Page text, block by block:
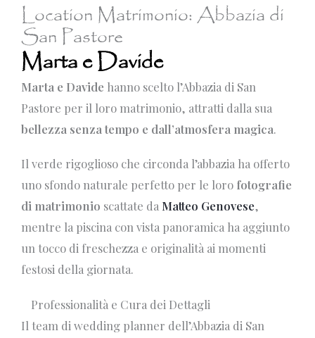
Location Matrimonio: Abbazia di
San Pastore
Marta e Davide
Marta e Davide hanno scelto l’Abbazia di San
Pastore per il loro matrimonio, attratti dalla sua
bellezza senza tempo e dall’atmosfera magica.
Il verde rigoglioso che circonda l’abbazia ha offerto
uno sfondo naturale perfetto per le loro fotografie
di matrimonio scattate da Matteo Genovese,
mentre la piscina con vista panoramica ha aggiunto
un tocco di freschezza e originalità ai momenti
festosi della giornata.
Professionalità e Cura dei Dettagli
Il team di wedding planner dell’Abbazia di San